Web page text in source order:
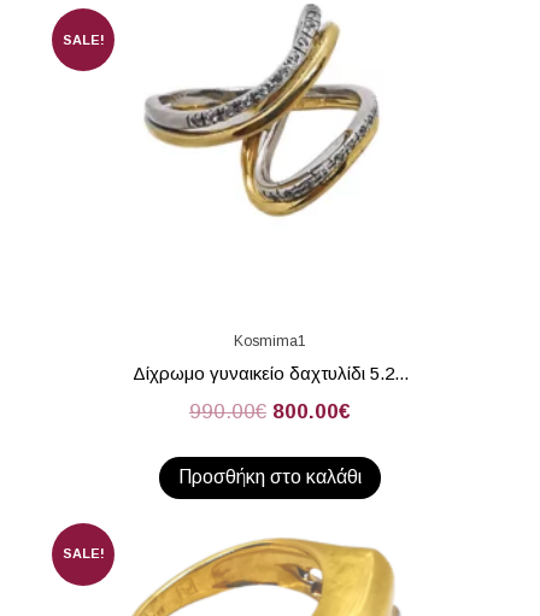
SALE!
Kosmima1
Δίχρωμο γυναικείο δαχτυλίδι 5.2...
990.00€ 800.00€
Προσθήκη στο καλάθι
SALE!